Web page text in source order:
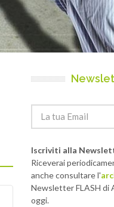
Iscriviti alla
Riceverai
anche consultare l'
Newsletter FLASH di
oggi.